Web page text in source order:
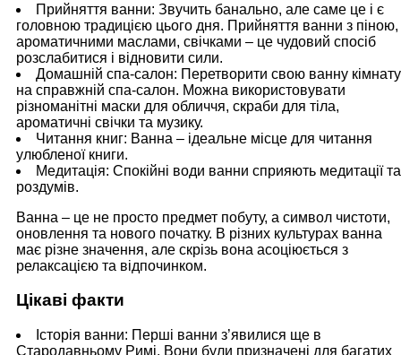
Прийняття ванни: Звучить банально, але саме це і є
головною традицією цього дня. Прийняття ванни з піною,
ароматичними маслами, свічками – це чудовий спосіб
розслабитися і відновити сили.
Домашній спа-салон: Перетворити свою ванну кімнату
на справжній спа-салон. Можна використовувати
різноманітні маски для обличчя, скраби для тіла,
ароматичні свічки та музику.
Читання книг: Ванна – ідеальне місце для читання
улюбленої книги.
Медитація: Спокійні води ванни сприяють медитації та
роздумів.
Ванна – це не просто предмет побуту, а символ чистоти,
оновлення та нового початку. В різних культурах ванна
має різне значення, але скрізь вона асоціюється з
релаксацією та відпочинком.
Цікаві факти
Історія ванни: Перші ванни з’явилися ще в
Стародавньому Римі. Вони були призначені для багатих